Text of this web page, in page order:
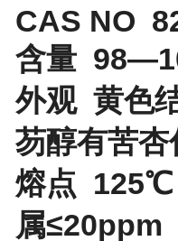
CAS NO
含量
外观 黄色
芴醇有苦
熔点
属≤20ppm